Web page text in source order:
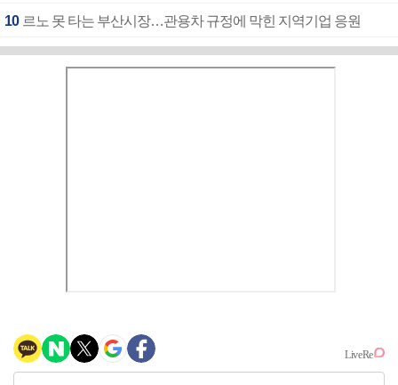
10 르노 못 타는 부산시장…관용차 규정에 막힌 지역기업 응원